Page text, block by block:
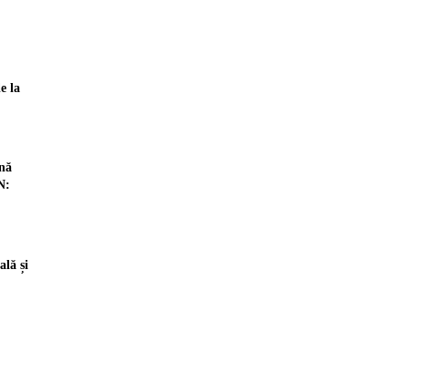
la
și